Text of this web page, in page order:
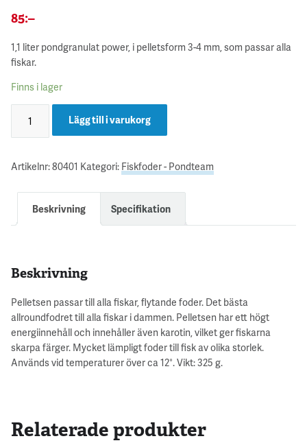
85:–
1,1 liter pondgranulat power, i pelletsform 3-4 mm, som passar alla
fiskar.
Finns i lager
Lägg till i varukorg
Artikelnr:80401 Kategori: Fiskfoder - Pondteam
Beskrivning Specifikation
Beskrivning
Pelletsen passar till alla fiskar, flytande foder. Det bästa
allroundfodret till alla fiskar i dammen. Pelletsen har ett högt
energiinnehåll och innehåller även karotin, vilket ger fiskarna
skarpa färger. Mycket lämpligt foder till fisk av olika storlek.
Används vid temperaturer över ca 12°. Vikt: 325 g.
Relaterade produkter